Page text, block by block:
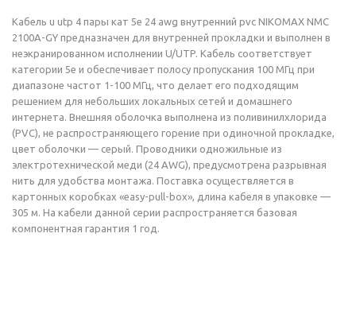
Кабель u utp 4 пары кат 5e 24 awg внутренний pvc NIKOMAX NMC
2100A-GY предназначен для внутренней прокладки и выполнен в
неэкранированном исполнении U/UTP. Кабель соответствует
категории 5e и обеспечивает полосу пропускания 100 МГц при
диапазоне частот 1-100 МГц, что делает его подходящим
решением для небольших локальных сетей и домашнего
интернета. Внешняя оболочка выполнена из поливинилхлорида
(PVC), не распространяющего горение при одиночной прокладке,
цвет оболочки — серый. Проводники одножильные из
электротехнической меди (24 AWG), предусмотрена разрывная
нить для удобства монтажа. Поставка осуществляется в
картонных коробках «easy-pull-box», длина кабеля в упаковке —
305 м. На кабели данной серии распространяется базовая
компонентная гарантия 1 год.